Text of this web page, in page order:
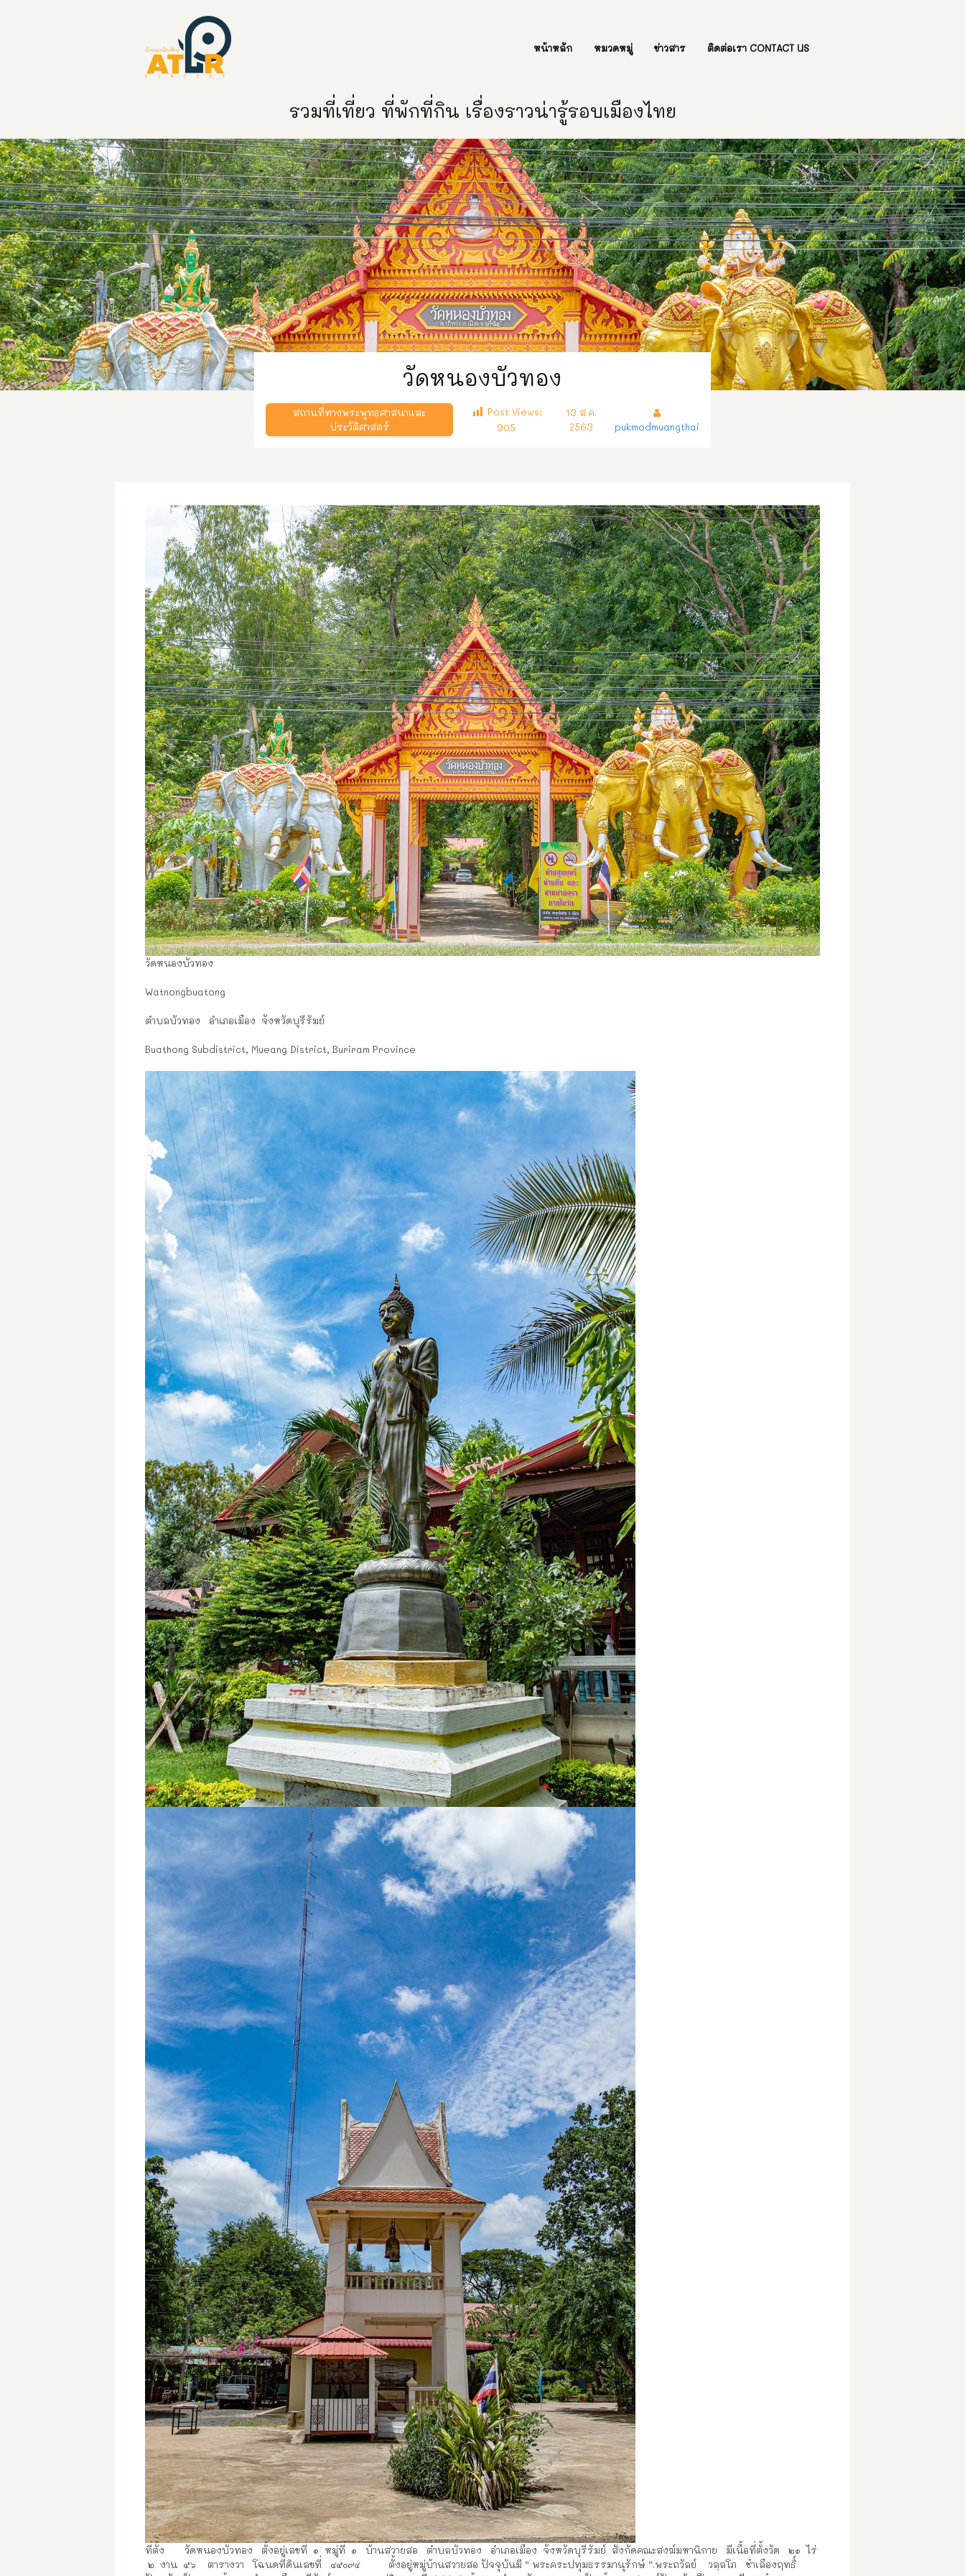
หน้าหลัก หมวดหมู่ ข่าวสาร ติดต่อเรา CONTACT US
รวมที่เที่ยว ที่พักที่กิน เรื่องราวน่ารู้รอบเมืองไทย
วัดหนองบัวทอง
สถานที่ทางพระพุทธศาสนาและ
ประวัติศาสตร์
Post Views:
905
13 ส.ค.
2563
pukmodmuangthai
วัดหนองบัวทอง
Watnongbuatong
ตำบลบัวทอง อำเภอเมือง จังหวัดบุรีรัมย์
Buathong Subdistrict, Mueang District, Buriram Province
ที่ตั้ง วัดหนองบัวทอง ตั้งอยู่เลขที่ ๑ หมู่ที่ ๑ บ้านสวายสอ ตำบลบัวทอง อำเภอเมือง จังหวัดบุรีรัมย์ สังกัดคณะสงฆ์มหานิกาย มีเนื้อที่ตั้งวัด ๒๑ ไร่
๒ งาน ๕๖ ตารางวา โฉนดที่ดินเลขที่ ๔๕๐๙๔ ตั้งอยู่หมู่บ้านสวายสอ ปัจจุบันมี “ พระคระปทุมธรรมานุรักษ์ “.พระถวัลย์ วลฺลโภ ชำเลืองฤทธิ์